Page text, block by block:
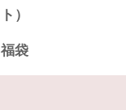
ト）
福袋